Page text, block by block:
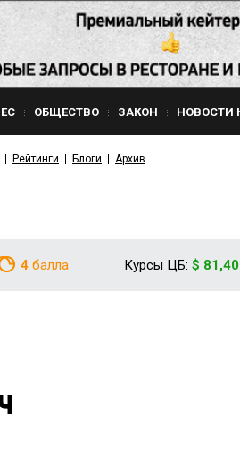
ОБЩЕСТВО ЗАКОН НОВОСТИ
Рейтинги Блоги Архив
4 балла Курсы ЦБ: $